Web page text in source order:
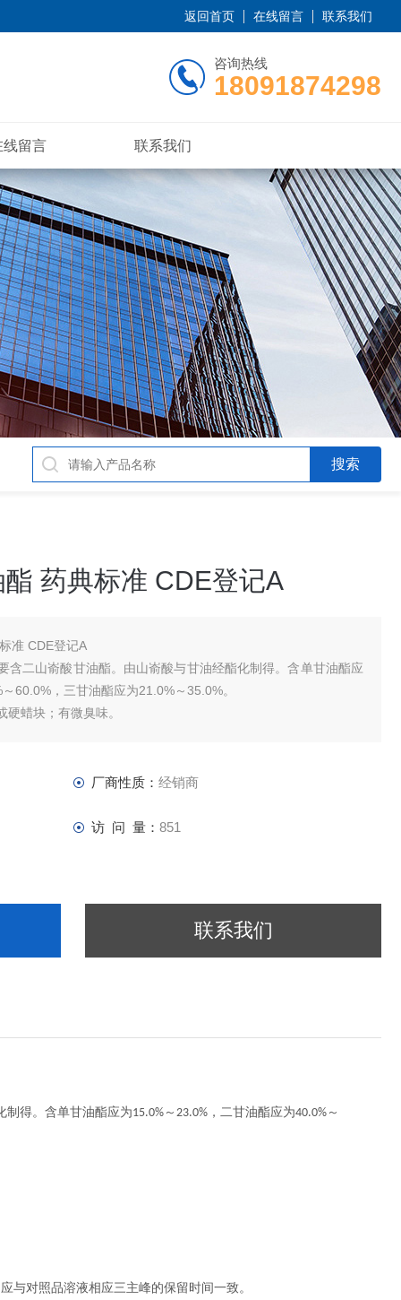
返回首页 在线留言 联系我们
咨询热线
18091874298
线留言 联系我们
药典标准 CDE登记A
准 CDE登记A
含二山嵛酸甘油酯。由山嵛酸与甘油经酯化制得。含单甘油酯应
60.0%，三甘油酯应为21.0%～35.0%。
蜡块；有微臭味。
厂商性质： 经销商
访 问 量： 851
联系我们
制得。含单甘油酯应为15.0% ～ 23.0% ，二甘油酯应为40.0% ～
与对照品溶液相应三主峰的保留时间一致。